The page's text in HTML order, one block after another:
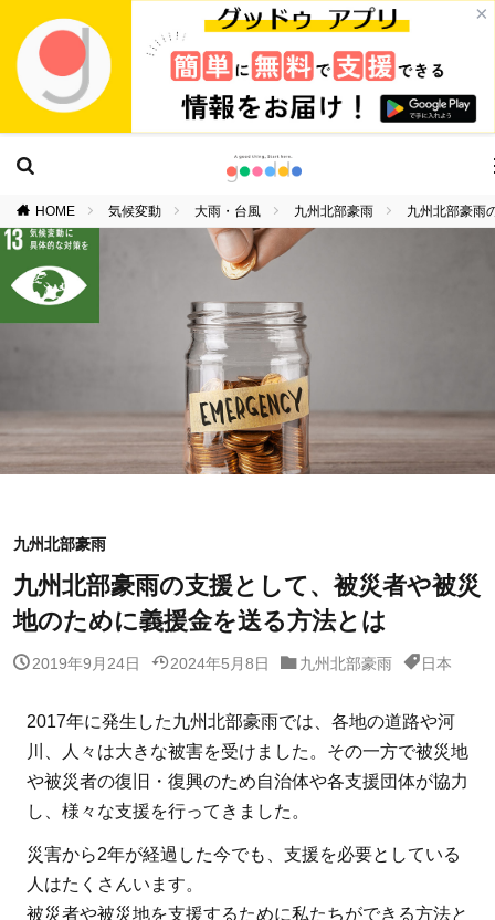
×
HOME 気候変動 大雨・台風 九州北部豪雨 九州北部豪雨
九州北部豪雨
九州北部豪雨の支援として、被災者や被災
地のために義援金を送る方法とは
2019年9月24日 2024年5月8日 九州北部豪雨 日本
2017年に発生した九州北部豪雨では、各地の道路や河
川、人々は大きな被害を受けました。その一方で被災地
や被災者の復旧・復興のため自治体や各支援団体が協力
し、様々な支援を行ってきました。
災害から2年が経過した今でも、支援を必要としている
人はたくさんいます。
被災者や被災地を支援するために私たちができる方法と